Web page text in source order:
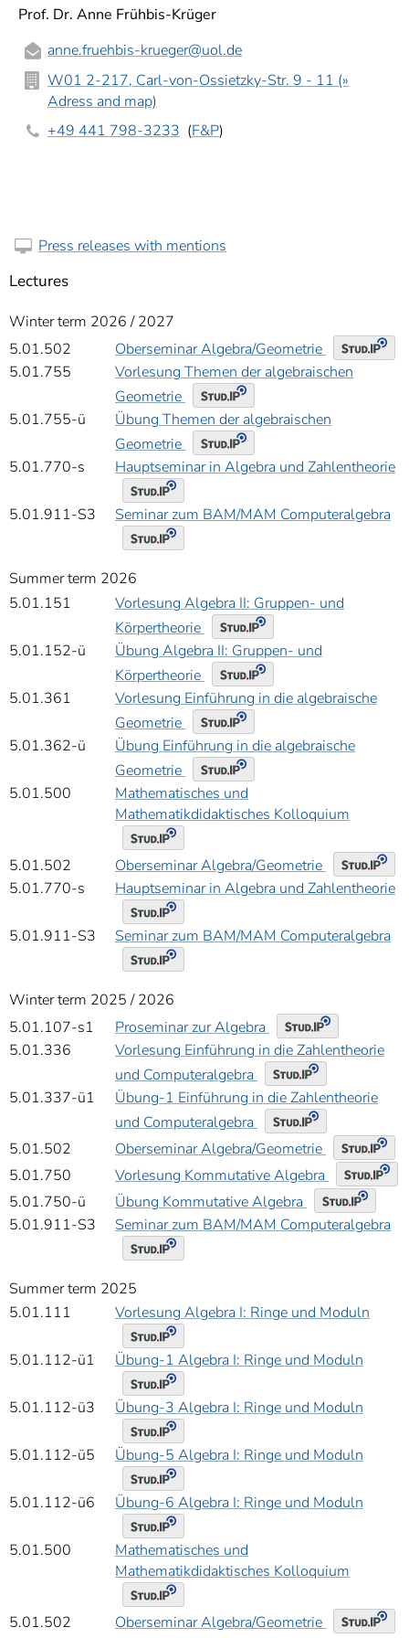
7 ]
Informationen zur
Barrierefreiheit
Prof. Dr. Anne Frühbis-Krüger
anne.fruehbis-krueger@uol.de
W01 2-217, Carl-von-Ossietzky-Str. 9 - 11 (»
Adress and map)
+49 441 798-3233 (F&P)
Press releases with mentions
Lectures
Winter term 2026 / 2027
5.01.502
Oberseminar Algebra/Geometrie
5.01.755
Vorlesung Themen der algebraischen
Geometrie
5.01.755-ü
Übung Themen der algebraischen
Geometrie
5.01.770-s
Hauptseminar in Algebra und Zahlentheorie
5.01.911-S3 Seminar zum BAM/MAM Computeralgebra
Summer term 2026
5.01.151
Vorlesung Algebra II: Gruppen- und
Körpertheorie
5.01.152-ü
Übung Algebra II: Gruppen- und
Körpertheorie
5.01.361
Vorlesung Einführung in die algebraische
Geometrie
5.01.362-ü
Übung Einführung in die algebraische
Geometrie
5.01.500
Mathematisches und
Mathematikdidaktisches Kolloquium
5.01.502
Oberseminar Algebra/Geometrie
5.01.770-s
Hauptseminar in Algebra und Zahlentheorie
5.01.911-S3 Seminar zum BAM/MAM Computeralgebra
Winter term 2025 / 2026
5.01.107-s1
Proseminar zur Algebra
5.01.336
Vorlesung Einführung in die Zahlentheorie
und Computeralgebra
5.01.337-ü1
Übung-1 Einführung in die Zahlentheorie
und Computeralgebra
5.01.502
Oberseminar Algebra/Geometrie
5.01.750
Vorlesung Kommutative Algebra
5.01.750-ü
Übung Kommutative Algebra
5.01.911-S3
Seminar zum BAM/MAM Computeralgebra
Summer term 2025
5.01.111
Vorlesung Algebra I: Ringe und Moduln
5.01.112-ü1 Übung-1 Algebra I: Ringe und Moduln
5.01.112-ü3 Übung-3 Algebra I: Ringe und Moduln
5.01.112-ü5 Übung-5 Algebra I: Ringe und Moduln
5.01.112-ü6 Übung-6 Algebra I: Ringe und Moduln
5.01.500
Mathematisches und
Mathematikdidaktisches Kolloquium
5.01.502
Oberseminar Algebra/Geometrie